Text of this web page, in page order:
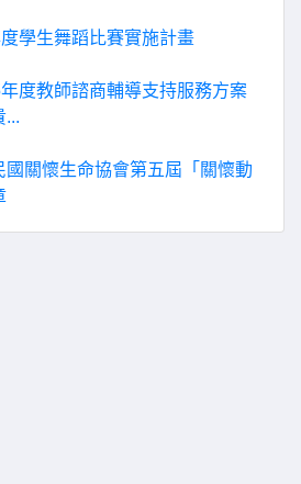
學生舞蹈比賽實施計畫
度教師諮商輔導支持服務方案
...
國關懷生命協會第五屆「關懷動